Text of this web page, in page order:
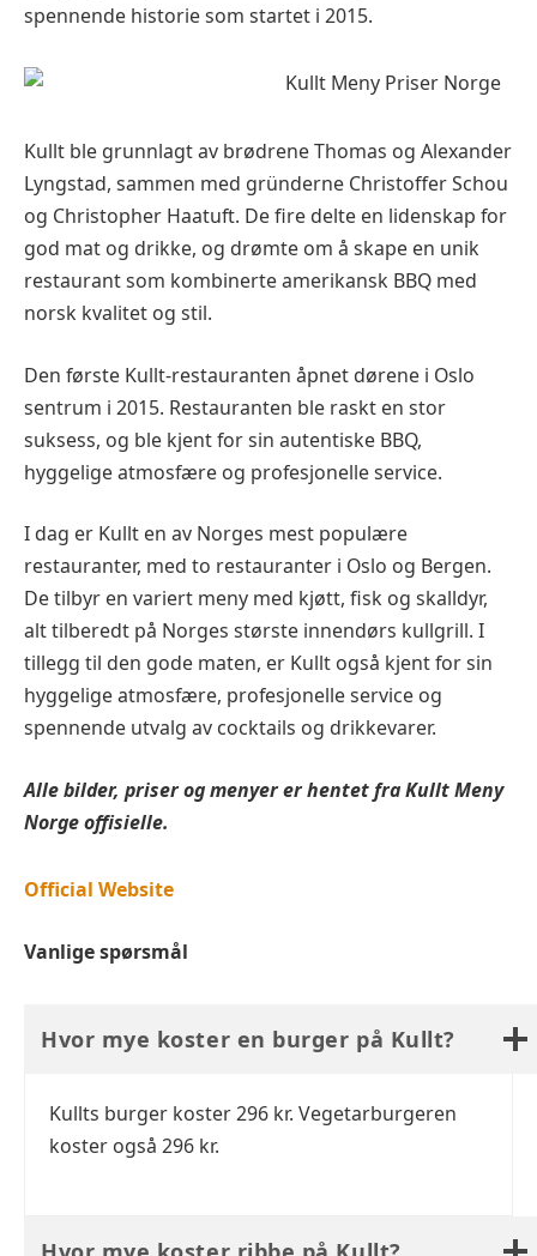
spennende historie som startet i 2015.
Kullt ble grunnlagt av brødrene Thomas og Alexander
Lyngstad, sammen med gründerne Christoffer Schou
og Christopher Haatuft. De fire delte en lidenskap for
god mat og drikke, og drømte om å skape en unik
restaurant som kombinerte amerikansk BBQ med
norsk kvalitet og stil.
Den første Kullt-restauranten åpnet dørene i Oslo
sentrum i 2015. Restauranten ble raskt en stor
suksess, og ble kjent for sin autentiske BBQ,
hyggelige atmosfære og profesjonelle service.
I dag er Kullt en av Norges mest populære
restauranter, med to restauranter i Oslo og Bergen.
De tilbyr en variert meny med kjøtt, fisk og skalldyr,
alt tilberedt på Norges største innendørs kullgrill. I
tillegg til den gode maten, er Kullt også kjent for sin
hyggelige atmosfære, profesjonelle service og
spennende utvalg av cocktails og drikkevarer.
Alle bilder, priser og menyer er hentet fraKulltMeny
Norge offisielle.
Official Website
Vanlige spørsmål
Hvor mye koster en burger på Kullt?
Kullts burger koster 296 kr. Vegetarburgeren
koster også 296 kr.